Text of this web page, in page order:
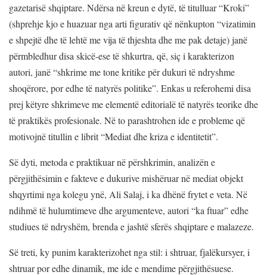
gazetarisë shqiptare. Ndërsa në kreun e dytë, të titulluar “Kroki”
(shprehje kjo e huazuar nga arti figurativ që nënkupton “vizatimin
e shpejtë dhe të lehtë me vija të thjeshta dhe me pak detaje) janë
përmbledhur disa skicë-ese të shkurtra, që, siç i karakterizon
autori, janë “shkrime me tone kritike për dukuri të ndryshme
shoqërore, por edhe të natyrës politike”. Enkas u referohemi disa
prej këtyre shkrimeve me elementë editorialë të natyrës teorike dhe
të praktikës profesionale. Në to parashtrohen ide e probleme që
motivojnë titullin e librit “Mediat dhe kriza e identitetit”.
Së dyti, metoda e praktikuar në përshkrimin, analizën e
përgjithësimin e fakteve e dukurive mishëruar në mediat objekt
shqyrtimi nga kolegu ynë, Ali Salaj, i ka dhënë frytet e veta. Në
ndihmë të hulumtimeve dhe argumenteve, autori “ka ftuar” edhe
studiues të ndryshëm, brenda e jashtë sferës shqiptare e malazeze.
Së treti, ky punim karakterizohet nga stil: i shtruar, fjalëkursyer, i
shtruar por edhe dinamik, me ide e mendime përgjithësuese.